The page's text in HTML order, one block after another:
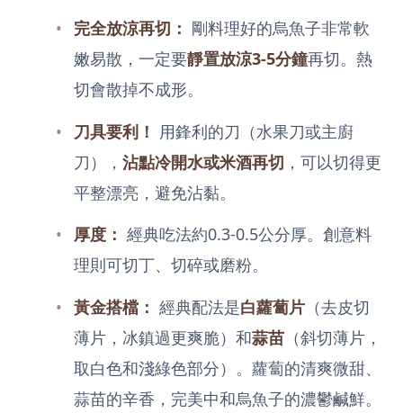
完全放涼再切： 剛料理好的烏魚子非常軟
嫩易散，一定要靜置放涼3-5分鐘再切。熱
切會散掉不成形。
刀具要利！ 用鋒利的刀（水果刀或主廚
刀）， 沾點冷開水或米酒再切 ，可以切得更
平整漂亮，避免沾黏。
厚度： 經典吃法約0.3-0.5公分厚。創意料
理則可切丁、切碎或磨粉。
黃金搭檔： 經典配法是白蘿蔔片（去皮切
薄片，冰鎮過更爽脆）和蒜苗（斜切薄片，
取白色和淺綠色部分）。蘿蔔的清爽微甜、
蒜苗的辛香，完美中和烏魚子的濃鬱鹹鮮。